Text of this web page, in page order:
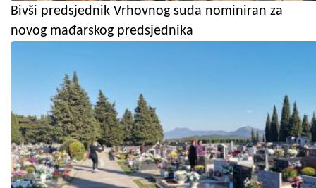
Bivši predsjednik Vrhovnog suda nominiran za
novog mađarskog predsjednika